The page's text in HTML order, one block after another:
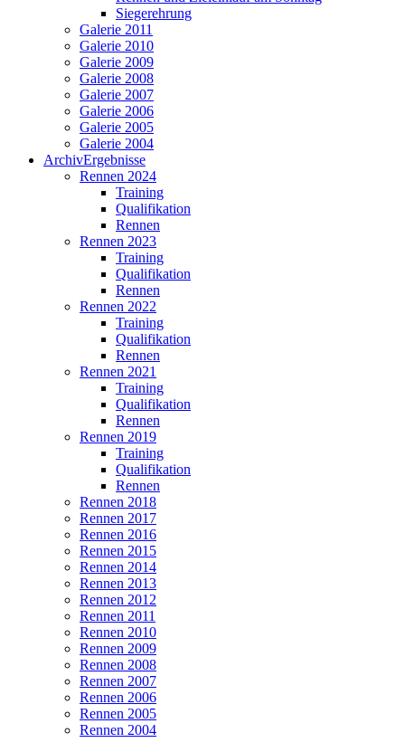
Siegerehrung
Galerie 2011
Galerie 2010
Galerie 2009
Galerie 2008
Galerie 2007
Galerie 2006
Galerie 2005
Galerie 2004
ArchivErgebnisse
Rennen 2024
Training
Qualifikation
Rennen
Rennen 2023
Training
Qualifikation
Rennen
Rennen 2022
Training
Qualifikation
Rennen
Rennen 2021
Training
Qualifikation
Rennen
Rennen 2019
Training
Qualifikation
Rennen
Rennen 2018
Rennen 2017
Rennen 2016
Rennen 2015
Rennen 2014
Rennen 2013
Rennen 2012
Rennen 2011
Rennen 2010
Rennen 2009
Rennen 2008
Rennen 2007
Rennen 2006
Rennen 2005
Rennen 2004